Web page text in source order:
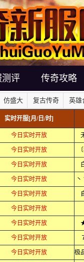
测评 传奇攻略
仿盛大 复古传奇 英雄
实时开服[月/日/时]
今日实时开放
今日实时开放
今日实时开放
今日实时开放
今日实时开放
今日实时开放
今日实时开放
今日实时开放
今日实时开放